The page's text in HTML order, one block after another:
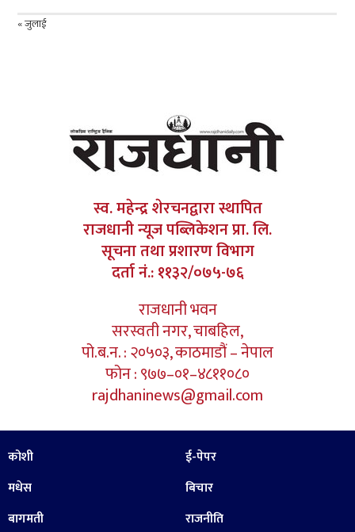
« जुलाई
स्व. महेन्द्र शेरचनद्वारा स्थापित
राजधानी न्यूज पब्लिकेशन प्रा. लि.
सूचना तथा प्रशारण विभाग
दर्ता नं.: ११३२/०७५-७६
राजधानी भवन
सरस्वती नगर, चाबहिल,
पो.ब.न. : २०५०३, काठमाडौं – नेपाल
फोन : ९७७–०१–४८११०८०
rajdhaninews@gmail.com
कोशी
मधेस
बागमती
ई-पेपर
बिचार
राजनीति